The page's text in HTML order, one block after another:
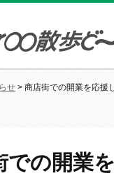
せ > 商店街での開業を応援
での開業